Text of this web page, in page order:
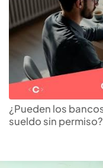
¿Pueden los
sueldo sin permiso?
vehicular